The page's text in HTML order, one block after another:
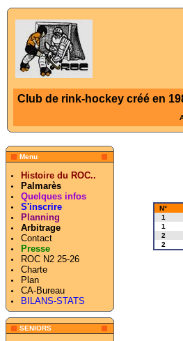
Club de rink-hockey créé en
Menu
Histoire du ROC..
Palmarès
Quelques infos
S'inscrire
Planning
Arbitrage
Contact
Presse
ROC N2 25-26
Charte
Plan
CA-Bureau
BILANS-STATS
SENIORS
N°
1
1
2
2